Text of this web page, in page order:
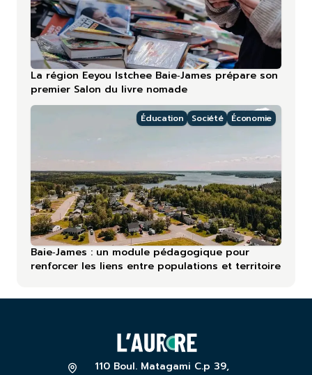
La région Eeyou Istchee Baie‑James prépare son
premier Salon du livre nomade
Éducation Société Économie
Baie‑James : un module pédagogique pour
renforcer les liens entre populations et territoire
110 Boul. Matagami C.p 39,